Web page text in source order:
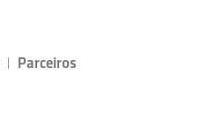
Parceiros